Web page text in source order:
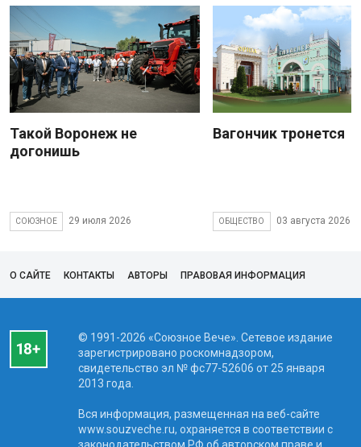
Такой Воронеж не
догонишь
СОЮЗНОЕ 29 июля 2026
Вагончик тронется
ОБЩЕСТВО 03 августа 2026
О САЙТЕ КОНТАКТЫ АВТОРЫ ПРАВОВАЯ ИНФОРМАЦИЯ
© 1991-2026 «Союзное Вече». Сетевое издание
зарегистрировано роскомнадзором,
свидетельство эл № фc77-52606 от 25 января
2013 года.
Вся информация, размещенная на веб-сайте
www.souzveche.ru, охраняется в соответствии с
законодательством РФ об авторском праве и